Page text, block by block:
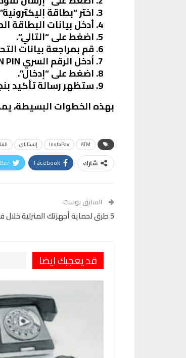
اختر “بطاقة
أدخل بيانات البطاقة
اضغط على “التالي”.
قم بمراجعة بيانات
أدخل الرقم السري IPN PIN المكون من 6 أرقام.
اضغط على “إدخال”.
ستظهر رسالة تأكيد
بهذه الخطوات البسيطة،
ATM
InstaPay إنستاباي
شارك Facebook
السابق بوست
5 طرق لحماية أجهزتك المنزلية خلال فترات تخفيف الأحمال الكهربائية
قد يعجبك ايضا